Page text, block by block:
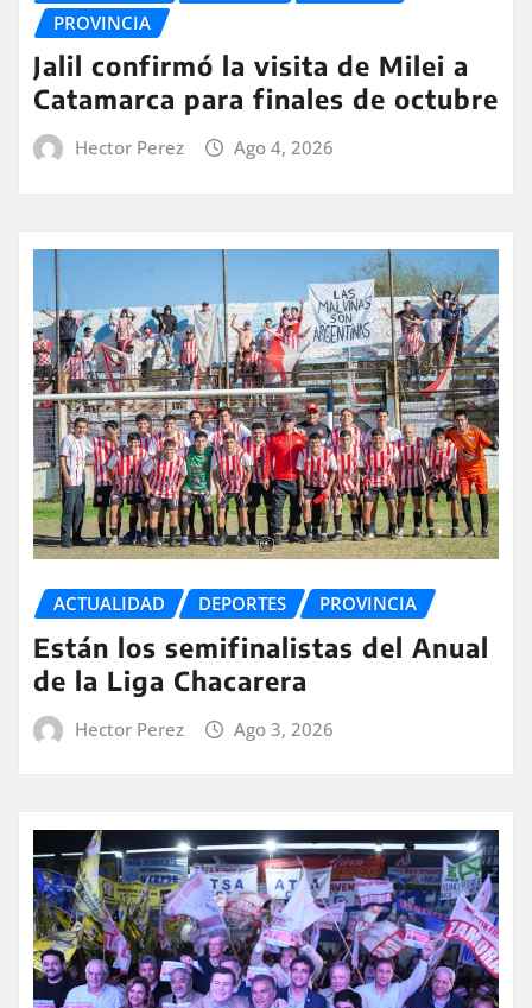
PROVINCIA
Jalil confirmó la visita de Milei a
Catamarca para finales de octubre
Hector Perez Ago 4, 2026
ACTUALIDAD DEPORTES PROVINCIA
Están los semifinalistas del Anual
de la Liga Chacarera
Hector Perez Ago 3, 2026